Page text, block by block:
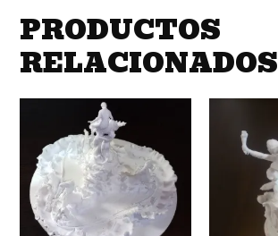
PRODUCTOS
RELACIONADOS